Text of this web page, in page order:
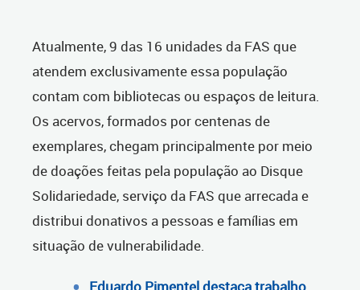
Atualmente, 9 das 16 unidades da FAS que
atendem exclusivamente essa população
contam com bibliotecas ou espaços de leitura.
Os acervos, formados por centenas de
exemplares, chegam principalmente por meio
de doações feitas pela população ao Disque
Solidariedade, serviço da FAS que arrecada e
distribui donativos a pessoas e famílias em
situação de vulnerabilidade.